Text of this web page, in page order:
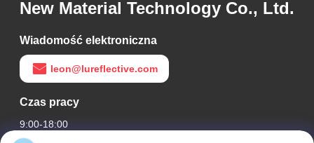
New Material Technology Co., Ltd.
Wiadomość elektroniczna
leon@lureflective.com
Czas pracy
9:00-18:00